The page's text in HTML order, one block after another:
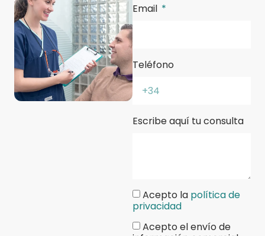
Email
Teléfono
Escribe aquí tu consulta
Acepto la política de
privacidad
Acepto el envío de